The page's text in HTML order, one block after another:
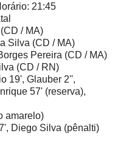
21:45
/ MA)
Silva (CD / MA)
Pereira (CD / MA)
(CD / RN)
19', Glauber 2'',
57' (reserva),
amarelo)
Diego Silva (pênalti)